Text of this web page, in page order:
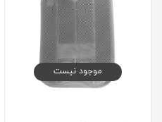
موجود نیست